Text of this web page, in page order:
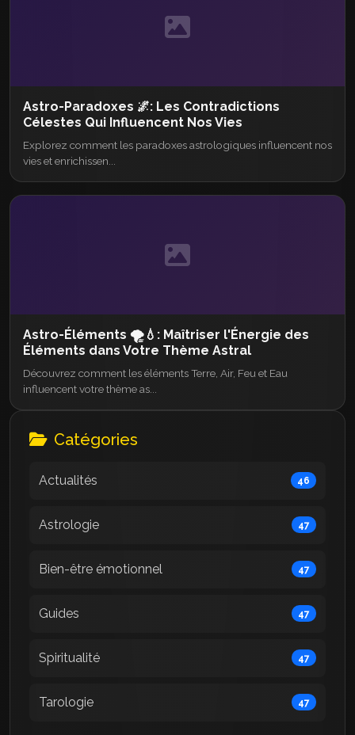
Astro-Paradoxes 🌌: Les Contradictions
Célestes Qui Influencent Nos Vies
Explorez comment les paradoxes astrologiques influencent nos
vies et enrichissen...
Astro-Éléments 🌪️💧: Maîtriser l'Énergie des
Éléments dans Votre Thème Astral
Découvrez comment les éléments Terre, Air, Feu et Eau
influencent votre thème as...
Catégories
Actualités 46
Astrologie 47
Bien-être émotionnel 47
Guides 47
Spiritualité 47
Tarologie 47